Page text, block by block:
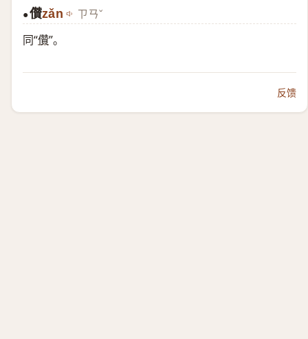
●儧zǎn ㄗㄢˇ
同“儹”。
反馈